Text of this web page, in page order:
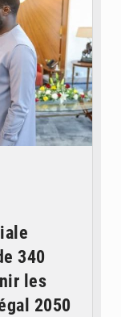
340
les
2050